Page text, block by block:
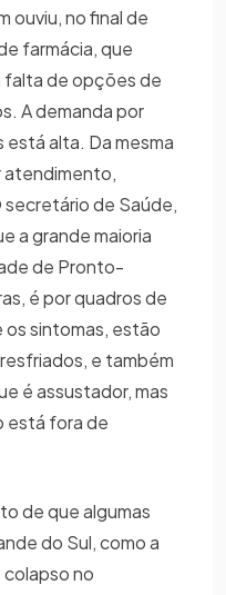
ouviu, no final de
farmácia, que
falta de opções de
A demanda por
alta. Da mesma
atendimento,
de Saúde,
a grande maioria
de Pronto-
é por quadros de
sintomas, estão
e também
é assustador, mas
está fora de
de que algumas
do Sul, como a
no